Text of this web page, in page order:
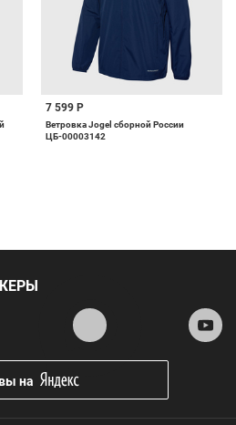
7 599 Р
Ветровка Jogel сборной России
ЦБ-00003142
на